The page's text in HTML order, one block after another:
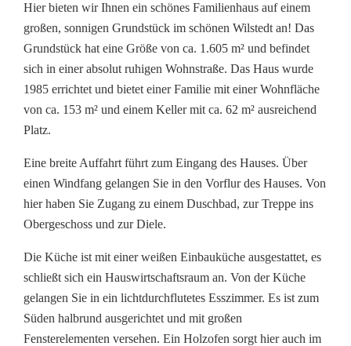
Hier bieten wir Ihnen ein schönes Familienhaus auf einem
großen, sonnigen Grundstück im schönen Wilstedt an! Das
Grundstück hat eine Größe von ca. 1.605 m² und befindet
sich in einer absolut ruhigen Wohnstraße. Das Haus wurde
1985 errichtet und bietet einer Familie mit einer Wohnfläche
von ca. 153 m² und einem Keller mit ca. 62 m² ausreichend
Platz.
Eine breite Auffahrt führt zum Eingang des Hauses. Über
einen Windfang gelangen Sie in den Vorflur des Hauses. Von
hier haben Sie Zugang zu einem Duschbad, zur Treppe ins
Obergeschoss und zur Diele.
Die Küche ist mit einer weißen Einbauküche ausgestattet, es
schließt sich ein Hauswirtschaftsraum an. Von der Küche
gelangen Sie in ein lichtdurchflutetes Esszimmer. Es ist zum
Süden halbrund ausgerichtet und mit großen
Fensterelementen versehen. Ein Holzofen sorgt hier auch im